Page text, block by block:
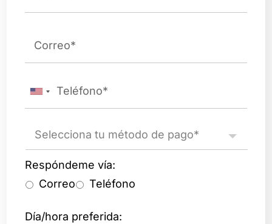
de
pago *
Respond *
Respóndeme vía:
Correo
Teléfono
Date *
Día/hora preferida: